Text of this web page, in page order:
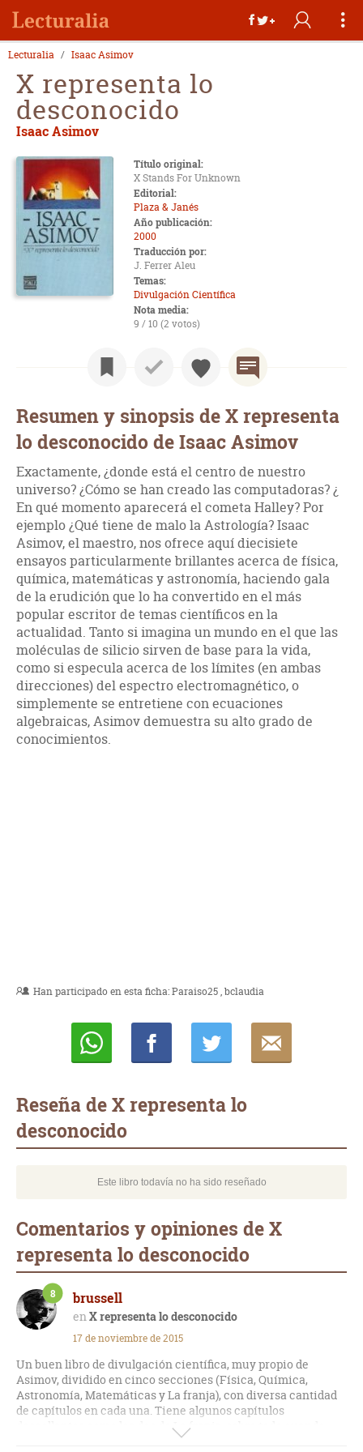
Lecturalia Isaac Asimov
X representa lo
desconocido
Isaac Asimov
Título original:
X Stands For Unknown
Editorial:
Plaza & Janés
Año publicación:
2000
Traducción por:
J. Ferrer Aleu
Temas:
Divulgación Científica
Nota media:
9 / 10 (2 votos)
Resumen y sinopsis de X representa
lo desconocido de Isaac Asimov
Exactamente, ¿donde está el centro de nuestro
universo? ¿Cómo se han creado las computadoras? ¿
En qué momento aparecerá el cometa Halley? Por
ejemplo ¿Qué tiene de malo la Astrología? Isaac
Asimov, el maestro, nos ofrece aquí diecisiete
ensayos particularmente brillantes acerca de física,
química, matemáticas y astronomía, haciendo gala
de la erudición que lo ha convertido en el más
popular escritor de temas científicos en la
actualidad. Tanto si imagina un mundo en el que las
moléculas de silicio sirven de base para la vida,
como si especula acerca de los límites (en ambas
direcciones) del espectro electromagnético, o
simplemente se entretiene con ecuaciones
algebraicas, Asimov demuestra su alto grado de
conocimientos.
Han participado en esta ficha:Paraiso25 bclaudia
Reseña de X representa lo
desconocido
Este libro todavía no ha sido reseñado
Comentarios y opiniones de X
representa lo desconocido
brussell
X representa lo desconocido
8
17 de noviembre de 2015
Un buen libro de divulgación científica, muy propio de
Asimov, dividido en cinco secciones (Física, Química,
Astronomía, Matemáticas y La franja), con diversa cantidad
de capítulos en cada una. Tiene algunos capítulos
descollantes como los dos de La franja, sobre todo cuando
demuele con lógica a la astrología. Muy buenos los de